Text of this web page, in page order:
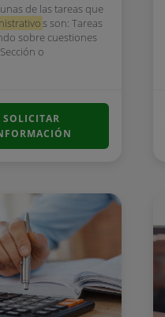
de las tareas que
s son: Tareas
sobre cuestiones
o
SOLICITAR